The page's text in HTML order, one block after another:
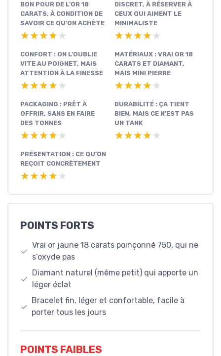
BON POUR DE L’OR 18
CARATS, À CONDITION DE
SAVOIR CE QU’ON ACHÈTE
★★★★★
★★★★★
DISCRET, À RÉSERVER À
CEUX QUI AIMENT LE
MINIMALISTE
★★★★★
★★★★★
CONFORT : ON L’OUBLIE
VITE AU POIGNET, MAIS
ATTENTION À LA FINESSE
★★★★★
★★★★★
MATÉRIAUX : VRAI OR 18
CARATS ET DIAMANT,
MAIS MINI PIERRE
★★★★★
★★★★★
PACKAGING : PRÊT À
OFFRIR, SANS EN FAIRE
DES TONNES
★★★★★
★★★★★
DURABILITÉ : ÇA TIENT
BIEN, MAIS CE N’EST PAS
UN TANK
★★★★★
★★★★★
PRÉSENTATION : CE QU’ON
REÇOIT CONCRÈTEMENT
★★★★★
★★★★★
POINTS FORTS
Vrai or jaune 18 carats poinçonné 750, qui ne
s’oxyde pas
Diamant naturel (même petit) qui apporte un
léger éclat
Bracelet fin, léger et confortable, facile à
porter tous les jours
POINTS FAIBLES